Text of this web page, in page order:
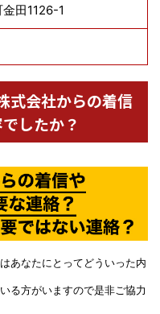
田1126-1
式会社からの着信
したか？
あなたにとってどういった内
る方がいますので是非ご協力